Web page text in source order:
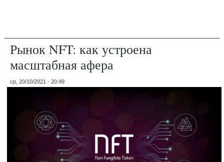
Рынок NFT: как устроена
масштабная афера
ср, 20/10/2021 - 20:49